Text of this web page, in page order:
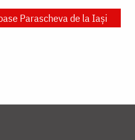
Parascheva de la Iași